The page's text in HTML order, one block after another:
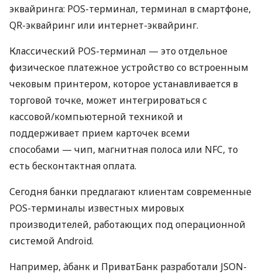
эквайринга: POS-терминал, терминал в смартфоне,
QR-эквайринг или интернет-эквайринг.
Классический POS-терминал — это отдельное
физическое платежное устройство со встроенным
чековым принтером, которое устанавливается в
торговой точке, может интегрироваться с
кассовой/компьютерной техникой и
поддерживает прием карточек всеми
способами — чип, магнитная полоса или NFC, то
есть бесконтактная оплата.
Сегодня банки предлагают клиентам современные
POS-терминалы известных мировых
производителей, работающих под операционной
системой Android.
Например, àбанк и ПриватБанк разработали JSON-